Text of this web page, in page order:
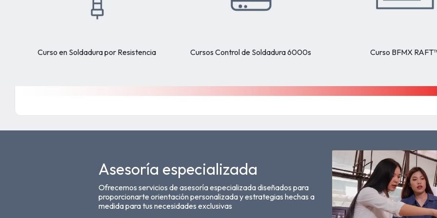
Curso en Soldadura por Resistencia Cursos Control de Soldadura 6000s Curso BFMX
Asesoría especializada
Ofrecemos servicios de asesoría especializada diseñados para
proporcionarte orientación personalizada y estrategias hechas a
medida para tus necesidades exclusivas